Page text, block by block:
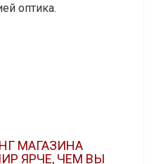
оптика.
МАГАЗИНА
ЯРЧЕ, ЧЕМ ВЫ